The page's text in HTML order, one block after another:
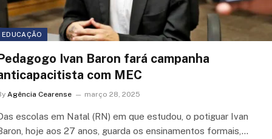
EDUCAÇÃO
Ivan Baron fará campanha
com MEC
Agência Cearense março 28, 2025
escolas em Natal (RN) em que estudou, o potiguar Ivan
hoje aos 27 anos, guarda os ensinamentos formais,…